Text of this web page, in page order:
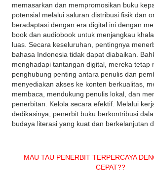
memasarkan dan mempromosikan buku
potensial melalui saluran distribusi fisik dan
beradaptasi dengan era digital ini dengan
book dan audiobook untuk menjangkau
luas. Secara keseluruhan, pentingnya
bahasa Indonesia tidak dapat diabaikan.
menghadapi tantangan digital, mereka tetap
penghubung penting antara penulis dan
menyediakan akses ke konten berkualitas,
membaca, mendukung penulis lokal, dan
penerbitan. Kelola secara efektif. Melalui
dedikasinya, penerbit buku berkontribusi
budaya literasi yang kuat dan berkelanjutan
MAU TAU PENERBIT TERPERCAYA
CEPAT??